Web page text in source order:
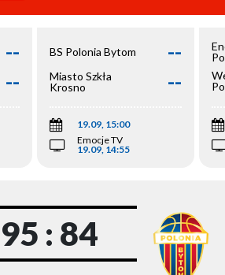
--
--
BS Polonia Bytom --
Miasto Szkła
Krosno
--
19.09, 15:00
Emocje TV
19.09, 14:55
95 : 84